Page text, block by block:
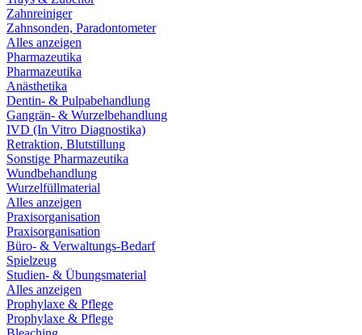
Zahnreiniger
Zahnsonden, Paradontometer
Alles anzeigen
Pharmazeutika
Pharmazeutika
Anästhetika
Dentin- & Pulpabehandlung
Gangrän- & Wurzelbehandlung
IVD (In Vitro Diagnostika)
Retraktion, Blutstillung
Sonstige Pharmazeutika
Wundbehandlung
Wurzelfüllmaterial
Alles anzeigen
Praxisorganisation
Praxisorganisation
Büro- & Verwaltungs-Bedarf
Spielzeug
Studien- & Übungsmaterial
Alles anzeigen
Prophylaxe & Pflege
Prophylaxe & Pflege